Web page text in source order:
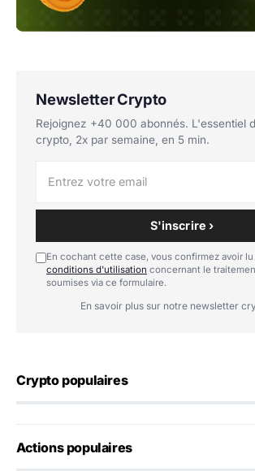
Newsletter Crypto
Rejoignez +40 000 abonnés. L'essentiel
crypto, 2x par semaine, en 5 min.
S'inscrire ›
En cochant cette case, vous confirmez avoir
conditions d'utilisation concernant le
soumises via ce formulaire.
En savoir plus sur notre newsletter
Crypto populaires
Actions populaires